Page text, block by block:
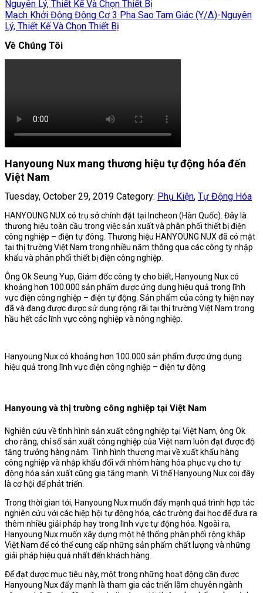
Mạch Khởi Động Động Cơ 3 Pha Sao Tam Giác (Y/Δ)-Nguyên
Lý, Thiết Kế Và Chọn Thiết Bị
Về Chúng Tôi
Hanyoung Nux mang thương hiệu tự động hóa đến
Việt Nam
Tuesday, October 29, 2019 Category: Phụ Kiện, Tự Động Hóa
HANYOUNG NUX có trụ sở chính đặt tại Incheon (Hàn Quốc). Đây là
thương hiệu toàn cầu trong việc sản xuất và phân phối thiết bị điện
công nghiệp – điện tự đông. Thương hiệu HANYOUNG NUX đã có mặt
tại thị trường Việt Nam trong nhiều năm thông qua các công ty nhập
khẩu và phân phối thiết bị điện công nghiệp.
Ông Ok Seung Yup, Giám đốc công ty cho biết, Hanyoung Nux có
khoảng hơn 100.000 sản phẩm được ứng dụng hiệu quả trong lĩnh
vực điện công nghiệp – điện tự động. Sản phẩm của công ty hiện nay
đã và đang được được sử dụng rộng rãi tại thị trường Việt Nam trong
hầu hết các lĩnh vực công nghiệp và nông nghiệp.
Hanyoung Nux có khoảng hơn 100.000 sản phẩm được ứng dụng
hiệu quả trong lĩnh vực điện công nghiệp – điện tự động
Hanyoung và thị trường công nghiệp tại Việt Nam
Nghiên cứu về tình hình sản xuất công nghiệp tại Việt Nam, ông Ok
cho rằng, chỉ số sản xuất công nghiệp của Việt nam luôn đạt được độ
tăng trưởng hàng năm. Tình hình thương mại về xuất khẩu hàng
công nghiệp và nhập khẩu đối với nhóm hàng hóa phục vụ cho tự
động hóa sản xuất cũng gia tăng mạnh. Vì thế Hanyoung Nux coi đây
là cơ hội để phát triển.
Trong thời gian tới, Hanyoung Nux muốn đẩy mạnh quá trình hợp tác
nghiên cứu với các hiệp hội tự động hóa, các trường đại học để đưa ra
thêm nhiều giải pháp hay trong lĩnh vực tự động hóa. Ngoài ra,
Hanyoung Nux muốn xây dựng một hệ thống phân phối rộng khắp
Việt Nam để có thể cung cấp những sản phẩm chất lượng và những
giải pháp hiệu quả nhất đến khách hàng.
Để đạt dược mục tiêu này, một trong những hoạt động cần được
Hanyoung Nux đẩy mạnh là tham gia các triển lãm chuyên ngành